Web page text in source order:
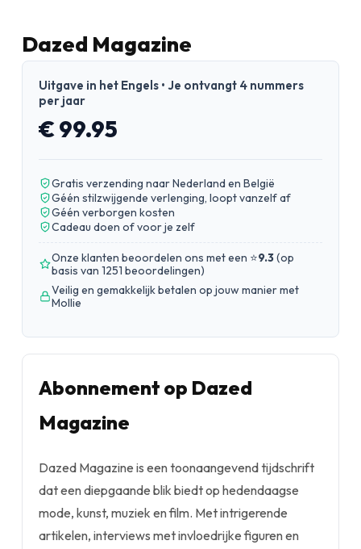
Dazed Magazine
Uitgave in het Engels • Je ontvangt 4 nummers
per jaar
€ 99.95
Gratis verzending naar Nederland en België
Géén stilzwijgende verlenging, loopt vanzelf af
Géén verborgen kosten
Cadeau doen of voor je zelf
Onze klanten beoordelen ons met een ⭐9.3(op
basis van 1251 beoordelingen)
Veilig en gemakkelijk betalen op jouw manier met
Mollie
Abonnement op Dazed
Magazine
Dazed Magazine is een toonaangevend tijdschrift
dat een diepgaande blik biedt op hedendaagse
mode, kunst, muziek en film. Met intrigerende
artikelen, interviews met invloedrijke figuren en